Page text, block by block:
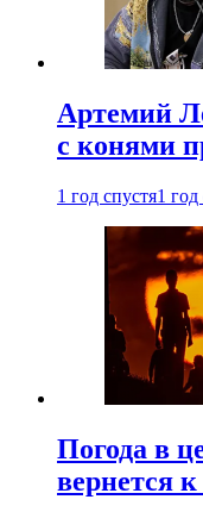
Артемий
с конями
1 год спустя1 год
Погода в
вернется